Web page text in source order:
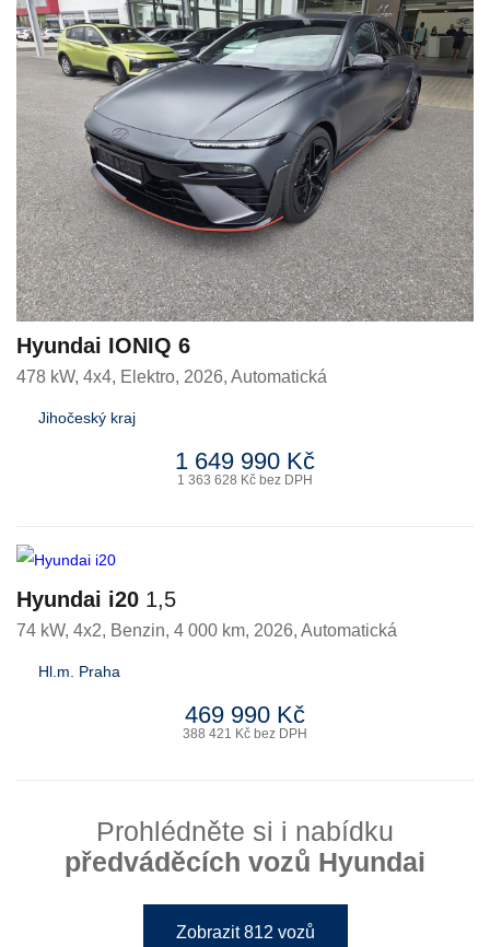
Hyundai IONIQ 6
478 kW, 4x4, Elektro, 2026, Automatická
Jihočeský kraj
1 649 990 Kč
1 363 628 Kč bez DPH
Hyundai i20 1,5
74 kW, 4x2, Benzin, 4 000 km, 2026, Automatická
Hl.m. Praha
469 990 Kč
388 421 Kč bez DPH
Prohlédněte si i nabídku
předváděcích vozů Hyundai
Zobrazit 812 vozů